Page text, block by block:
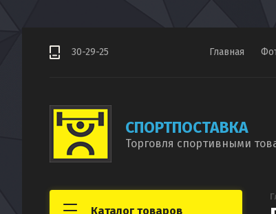
30-29-25 Главная
СПОРТПОСТАВКА
Торговля спортивными
Каталог товаров